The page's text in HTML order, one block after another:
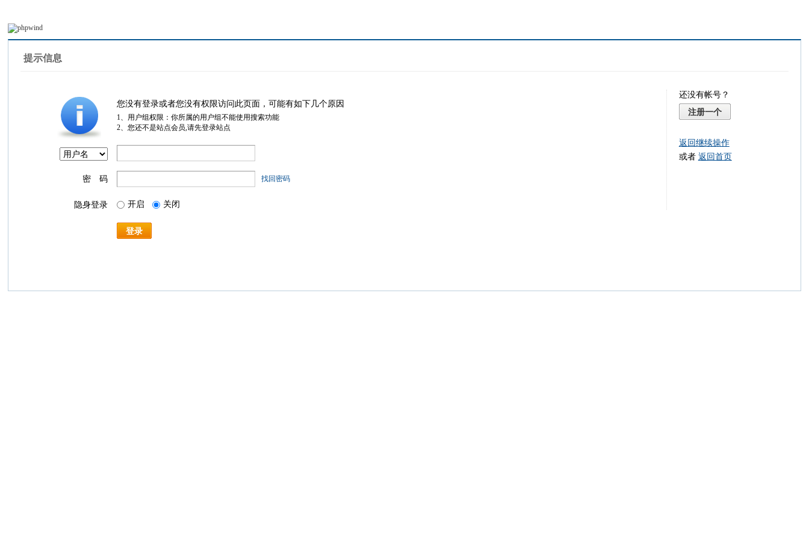
提示信息
您没有登录或者您没有权限访问此页面，可能有如下几个原因
1、用户组权限：你所属的用户组不能使用搜索功能
2、您还不是站点会员,请先登录站点
密 码 找回密码
隐身登录 开启 关闭
登录
还没有帐号？
注册一个
返回继续操作
或者 返回首页